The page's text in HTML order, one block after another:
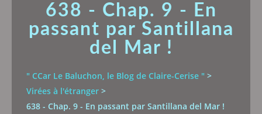
638 - Chap. 9 - En
passant par Santillana
del Mar !
" CCar Le Baluchon, le Blog de Claire-Cerise " >
Virées à l'étranger >
638 - Chap. 9 - En passant par Santillana del Mar !